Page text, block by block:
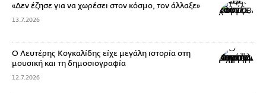
«Δεν έζησε για να χωρέσει στον κόσμο, τον άλλαξε»
13.7.2026
Ο Λευτέρης Κογκαλίδης είχε μεγάλη ιστορία στη
μουσική και τη δημοσιογραφία
12.7.2026